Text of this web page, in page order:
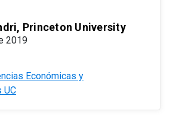
Princeton University
2019
Económicas y
UC